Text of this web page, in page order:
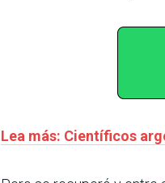
Lea más: Científicos